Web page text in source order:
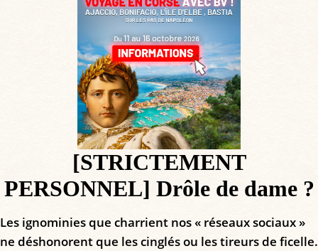
[STRICTEMENT
PERSONNEL] Drôle de dame ?
Les ignominies que charrient nos « réseaux sociaux »
ne déshonorent que les cinglés ou les tireurs de ficelle.